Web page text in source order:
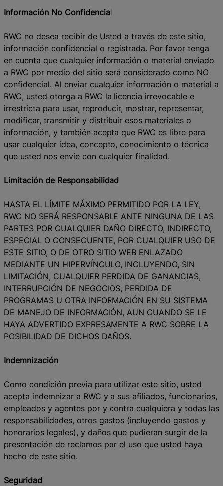
Información No Confidencial
RWC no desea recibir de Usted a través de este sitio,
información confidencial o registrada. Por favor tenga
en cuenta que cualquier información o material enviado
a RWC por medio del sitio será considerado como NO
confidencial. Al enviar cualquier información o material a
RWC, usted otorga a RWC la licencia irrevocable e
irrestricta para usar, reproducir, mostrar, representar,
modificar, transmitir y distribuir esos materiales o
información, y también acepta que RWC es libre para
usar cualquier idea, concepto, conocimiento o técnica
que usted nos envíe con cualquier finalidad.
Limitación de Responsabilidad
HASTA EL LÍMITE MÁXIMO PERMITIDO POR LA LEY,
RWC NO SERÁ RESPONSABLE ANTE NINGUNA DE LAS
PARTES POR CUALQUIER DAÑO DIRECTO, INDIRECTO,
ESPECIAL O CONSECUENTE, POR CUALQUIER USO DE
ESTE SITIO, O DE OTRO SITIO WEB ENLAZADO
MEDIANTE UN HIPERVÍNCULO, INCLUYENDO, SIN
LIMITACIÓN, CUALQUIER PERDIDA DE GANANCIAS,
INTERRUPCIÓN DE NEGOCIOS, PERDIDA DE
PROGRAMAS U OTRA INFORMACIÓN EN SU SISTEMA
DE MANEJO DE INFORMACIÓN, AUN CUANDO SE LE
HAYA ADVERTIDO EXPRESAMENTE A RWC SOBRE LA
POSIBILIDAD DE DICHOS DAÑOS.
Indemnización
Como condición previa para utilizar este sitio, usted
acepta indemnizar a RWC y a sus afiliados, funcionarios,
empleados y agentes por y contra cualquiera y todas las
responsabilidades, otros gastos (incluyendo gastos y
honorarios legales), y daños que pudieran surgir de la
presentación de reclamos por el uso que usted haya
hecho de este sitio.
Seguridad